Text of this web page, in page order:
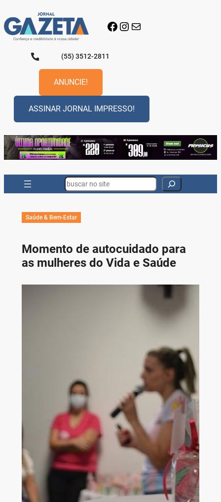
para
o
conteúdo
Facebook
Instagram
E-mail
(55) 3512-2811
ANUNCIE!
ASSINAR JORNAL IMPRESSO!
Search
Saúde & Bem-Estar
Momento de autocuidado para
as mulheres do Vida e Saúde